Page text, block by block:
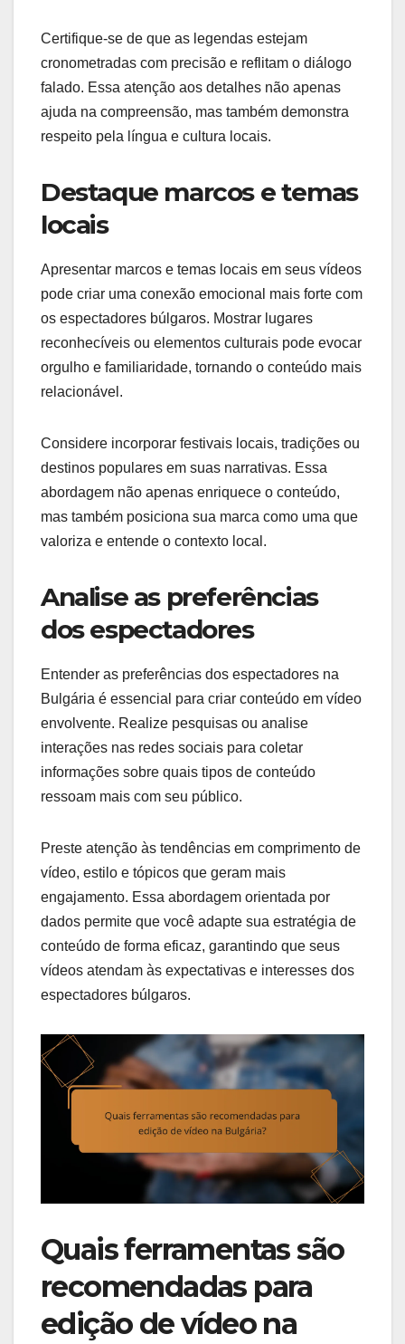
Certifique-se de que as legendas estejam
cronometradas com precisão e reflitam o diálogo
falado. Essa atenção aos detalhes não apenas
ajuda na compreensão, mas também demonstra
respeito pela língua e cultura locais.
Destaque marcos e temas
locais
Apresentar marcos e temas locais em seus vídeos
pode criar uma conexão emocional mais forte com
os espectadores búlgaros. Mostrar lugares
reconhecíveis ou elementos culturais pode evocar
orgulho e familiaridade, tornando o conteúdo mais
relacionável.
Considere incorporar festivais locais, tradições ou
destinos populares em suas narrativas. Essa
abordagem não apenas enriquece o conteúdo,
mas também posiciona sua marca como uma que
valoriza e entende o contexto local.
Analise as preferências
dos espectadores
Entender as preferências dos espectadores na
Bulgária é essencial para criar conteúdo em vídeo
envolvente. Realize pesquisas ou analise
interações nas redes sociais para coletar
informações sobre quais tipos de conteúdo
ressoam mais com seu público.
Preste atenção às tendências em comprimento de
vídeo, estilo e tópicos que geram mais
engajamento. Essa abordagem orientada por
dados permite que você adapte sua estratégia de
conteúdo de forma eficaz, garantindo que seus
vídeos atendam às expectativas e interesses dos
espectadores búlgaros.
Quais ferramentas são
recomendadas para
edição de vídeo na